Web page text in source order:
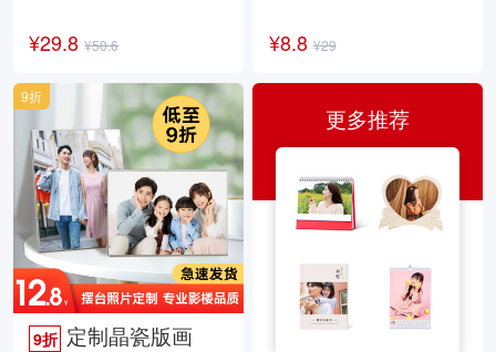
¥29.8 ¥50.6 ¥8.8 ¥29
9折 定制晶瓷版画
9折
更多推荐